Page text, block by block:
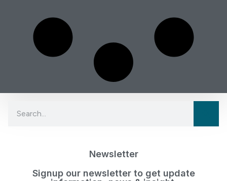
Newsletter
Signup our newsletter to get update